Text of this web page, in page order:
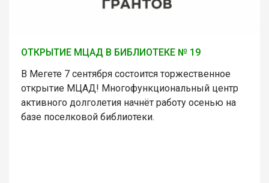
ОТКРЫТИЕ МЦАД В БИБЛИОТЕКЕ № 19
В Мегете 7 сентября состоится торжественное
открытие МЦАД! Многофункциональный центр
активного долголетия начнёт работу осенью на
базе поселковой библиотеки.